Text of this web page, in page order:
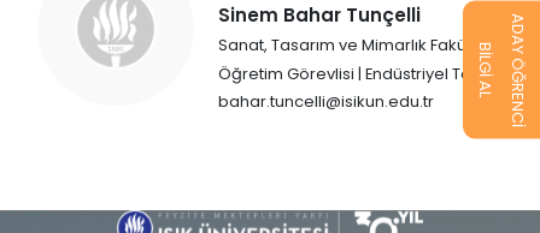
Sinem Bahar Tunçelli
Sanat, Tasarım ve Mimarlık Fakültesi
Öğretim Görevlisi | Endüstriyel Tasarım
bahar.tuncelli@isikun.edu.tr
BİLGİ AL ADAY ÖĞRENCİ